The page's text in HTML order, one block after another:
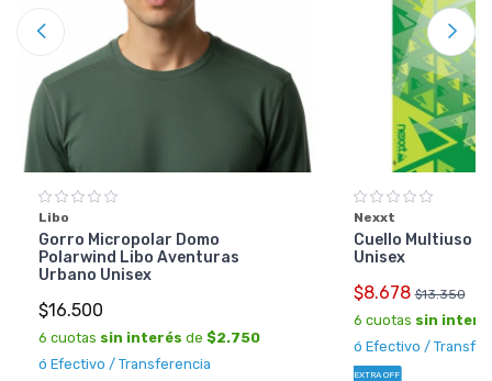
Libo
Gorro Micropolar Domo
Polarwind Libo Aventuras
Urbano Unisex
$16.500
6 cuotas sin interés de $2.750
ó Efectivo / Transferencia
Nexxt
Cuello Multiuso
Unisex
$8.678 $13.350
6 cuotas sin
ó Efectivo /
EXTRA OFF